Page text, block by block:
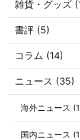
雑貨・グッズ
書評 (5)
コラム (14)
ニュース (35)
海外ニュース
国内ニュース